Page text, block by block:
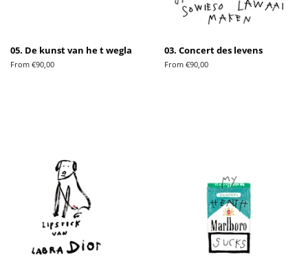
05. De kunst van he t wegla
From €90,00
03. Concert des levens
From €90,00